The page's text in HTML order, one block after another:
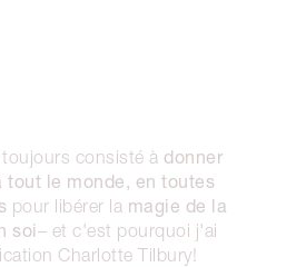
consisté à donner
tout le monde, en toutes
pour libérer la magie de la
soi– et c'est pourquoi j'ai
Charlotte Tilbury!